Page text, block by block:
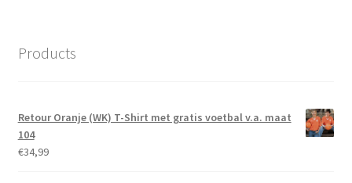
Products
Retour Oranje (WK) T-Shirt met gratis voetbal v.a. maat
104
€34,99